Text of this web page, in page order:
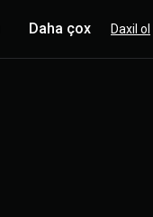
Daha çox Daxil ol